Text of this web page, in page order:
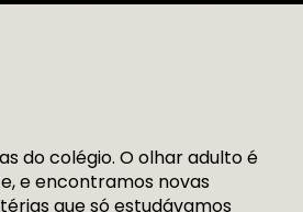
do colégio. O olhar adulto é
e encontramos novas
que só estudávamos